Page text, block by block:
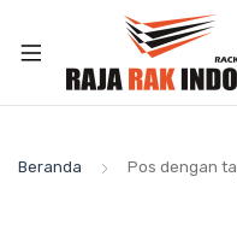
Beranda Pos dengan